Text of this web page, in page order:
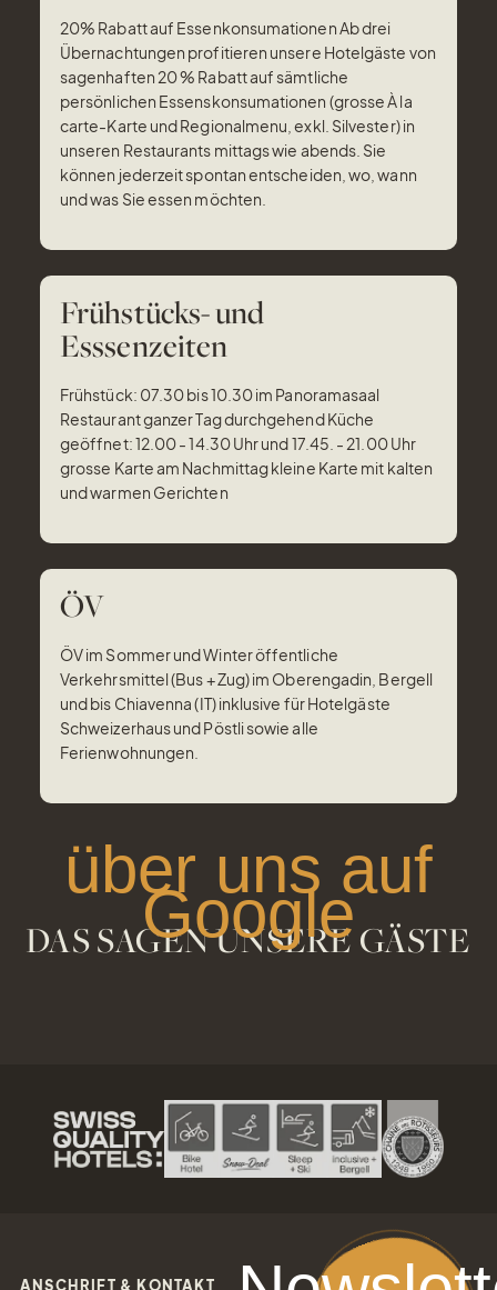
20% Rabatt auf Essenkonsumationen Ab drei
Übernachtungen profitieren unsere Hotelgäste von
sagenhaften 20 % Rabatt auf sämtliche
persönlichen Essenskonsumationen (grosse À la
carte-Karte und Regionalmenu, exkl. Silvester) in
unseren Restaurants mittags wie abends. Sie
können jederzeit spontan entscheiden, wo, wann
und was Sie essen möchten.
Frühstücks- und
Esssenzeiten
Frühstück: 07.30 bis 10.30 im Panoramasaal
Restaurant ganzer Tag durchgehend Küche
geöffnet: 12.00 - 14.30 Uhr und 17.45. - 21.00 Uhr
grosse Karte am Nachmittag kleine Karte mit kalten
und warmen Gerichten
ÖV
ÖV im Sommer und Winter öffentliche
Verkehrsmittel (Bus + Zug) im Oberengadin, Bergell
und bis Chiavenna (IT) inklusive für Hotelgäste
Schweizerhaus und Pöstli sowie alle
Ferienwohnungen.
DAS SAGEN UNSERE GÄSTE
über uns auf
Google
ANSCHRIFT & KONTAKT